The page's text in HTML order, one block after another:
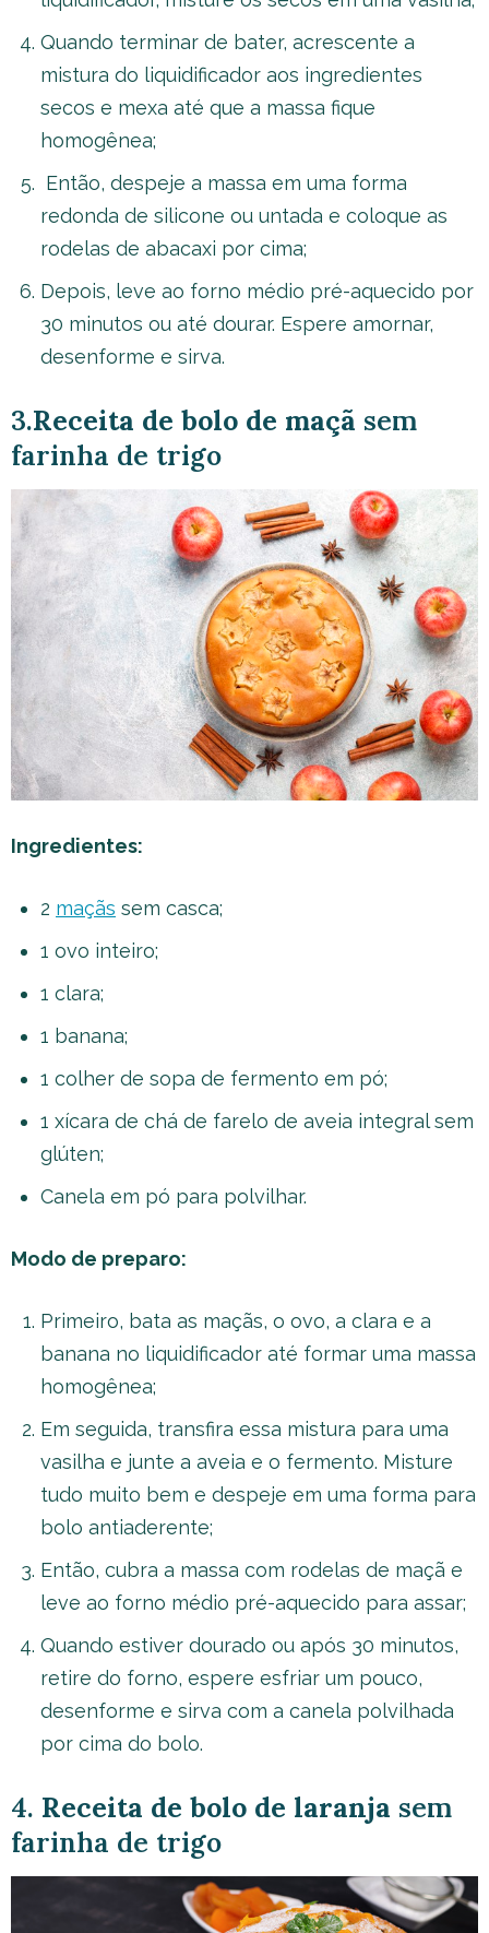
Quando terminar de bater, acrescente a
mistura do liquidificador aos ingredientes
secos e mexa até que a massa fique
homogênea;
Então, despeje a massa em uma forma
redonda de silicone ou untada e coloque as
rodelas de abacaxi por cima;
Depois, leve ao forno médio pré-aquecido por
30 minutos ou até dourar. Espere amornar,
desenforme e sirva.
3.Receita de bolo de maçã sem
farinha de trigo
Ingredientes:
2 maçãs sem casca;
1 ovo inteiro;
1 clara;
1 banana;
1 colher de sopa de fermento em pó;
1 xícara de chá de farelo de aveia integral sem
glúten;
Canela em pó para polvilhar.
Modo de preparo:
Primeiro, bata as maçãs, o ovo, a clara e a
banana no liquidificador até formar uma massa
homogênea;
Em seguida, transfira essa mistura para uma
vasilha e junte a aveia e o fermento. Misture
tudo muito bem e despeje em uma forma para
bolo antiaderente;
Então, cubra a massa com rodelas de maçã e
leve ao forno médio pré-aquecido para assar;
Quando estiver dourado ou após 30 minutos,
retire do forno, espere esfriar um pouco,
desenforme e sirva com a canela polvilhada
por cima do bolo.
4. Receita de bolo de laranja sem
farinha de trigo